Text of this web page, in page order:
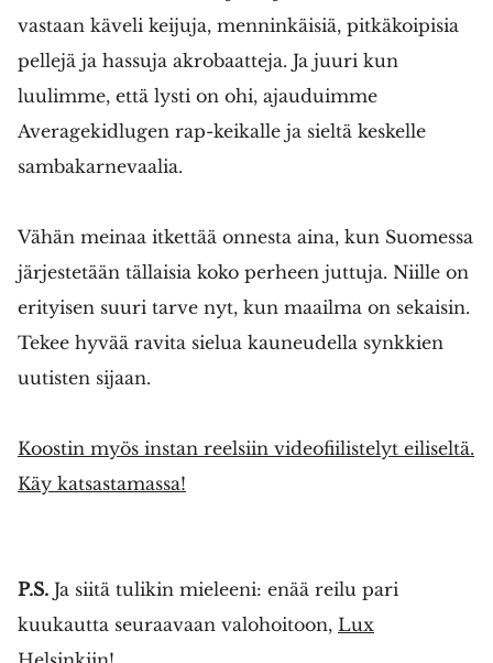
vastaan käveli keijuja, menninkäisiä, pitkäkoipisia
pellejä ja hassuja akrobaatteja. Ja juuri kun
luulimme, että lysti on ohi, ajauduimme
Averagekidlugen rap-keikalle ja sieltä keskelle
sambakarnevaalia.
Vähän meinaa itkettää onnesta aina, kun Suomessa
järjestetään tällaisia koko perheen juttuja. Niille on
erityisen suuri tarve nyt, kun maailma on sekaisin.
Tekee hyvää ravita sielua kauneudella synkkien
uutisten sijaan.
Koostin myös instan reelsiin videofiilistelyt eiliseltä.
Käy katsastamassa!
P.S. Ja siitä tulikin mieleeni: enää reilu pari
kuukautta seuraavaan valohoitoon, Lux